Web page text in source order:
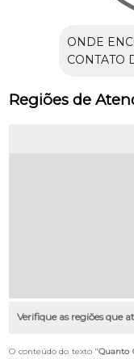
ONDE
CONTATO
Regiões de
Verifique as regiões que
O conteúdo do texto "Quanto